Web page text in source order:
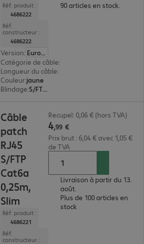
Réf. produit :
4686222
Réf.
constructeur :
4686222
Version:
Europe
Catégorie de câble:
Longueur du câble:
Couleur:jaune
Blindage: S/FTP (PIMF)
90 articles en stock.
Câble
patch
RJ45
S/FTP
Cat6a
0,25m,
Slim
Réf. produit :
4686221
Réf.
constructeur :
Recupel: 0,06 € (hors TVA)
4,99 €
Prix brut : 6,04 € avec 1,05 €
de TVA
Livraison à partir du 13.
août.
Plus de 100 articles en
stock